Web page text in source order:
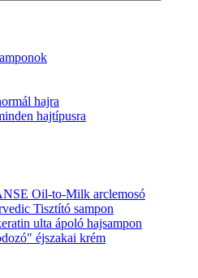
hajra
hajtípusra
Oil-to-Milk arclemosó
Tisztító sampon
ulta ápoló hajsampon
éjszakai krém